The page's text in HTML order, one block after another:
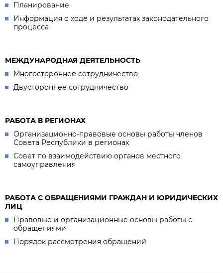
Планирование
Информация о ходе и результатах законодательного
процесса
МЕЖДУНАРОДНАЯ ДЕЯТЕЛЬНОСТЬ
Многостороннее сотрудничество
Двустороннее сотрудничество
РАБОТА В РЕГИОНАХ
Организационно-правовые основы работы членов
Совета Республики в регионах
Совет по взаимодействию органов местного
самоуправления
РАБОТА С ОБРАЩЕНИЯМИ ГРАЖДАН И ЮРИДИЧЕСКИХ
ЛИЦ
Правовые и организационные основы работы с
обращениями
Порядок рассмотрения обращений